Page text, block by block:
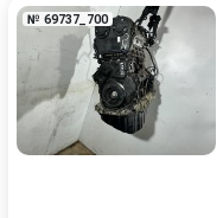
№ 69737_700